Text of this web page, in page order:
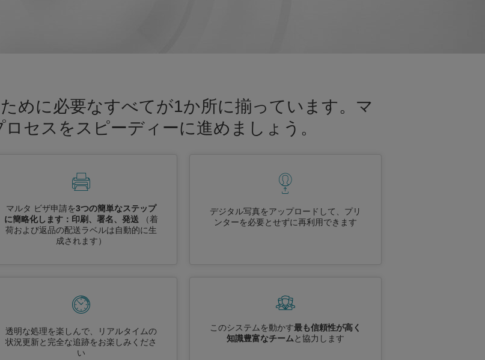
めに必要なすべてが1か所に揃っています。マ
セスをスピーディーに進めましょう。
マルタ ビザ申請を3つの簡単なステップ
に簡略化します：印刷、署名、発送
（着
荷および返品の配送ラベルは自動的に生
成されます）
デジタル写真をアップロードして、プリ
ンターを必要とせずに再利用できます
透明な処理を楽しんで、リアルタイムの
状況更新と完全な追跡をお楽しみくださ
い
このシステムを動かす最も信頼性が高く
知識豊富なチームと協力します